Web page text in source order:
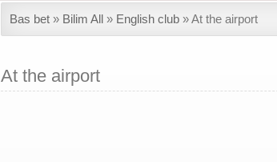
Bas bet » Bilim All » English club » At the airport
At the airport